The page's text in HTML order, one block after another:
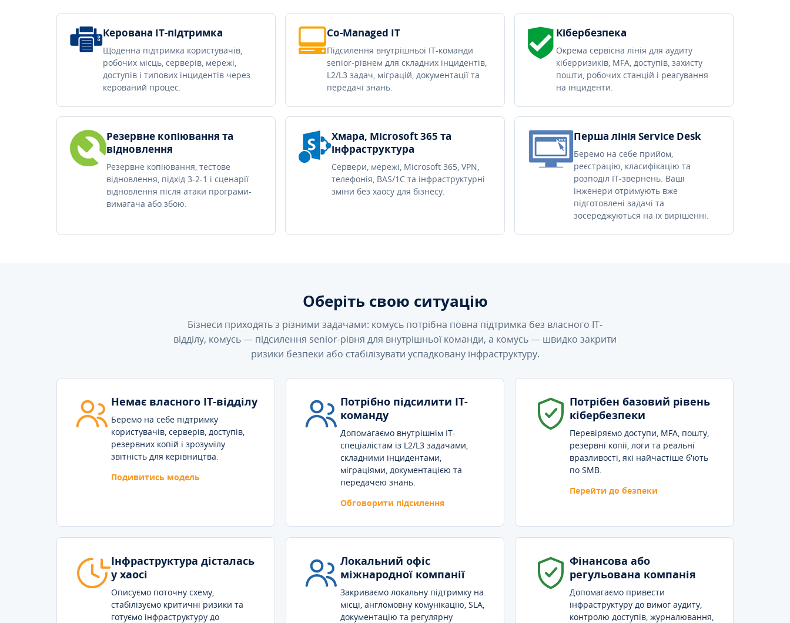
Керована IT-підтримка
Щоденна підтримка користувачів,
робочих місць, серверів, мережі,
доступів і типових інцидентів через
керований процес.
Co-Managed IT
Підсилення внутрішньої IT-команди
senior-рівнем для складних інцидентів,
L2/L3 задач, міграцій, документації та
передачі знань.
Кібербезпека
Окрема сервісна лінія для аудиту
кіберризиків, MFA, доступів, захисту
пошти, робочих станцій і реагування
на інциденти.
Резервне копіювання та
відновлення
Резервне копіювання, тестове
відновлення, підхід 3-2-1 і сценарії
відновлення після атаки програми-
вимагача або збою.
Хмара, Microsoft 365 та
інфраструктура
Сервери, мережі, Microsoft 365, VPN,
телефонія, BAS/1C та інфраструктурні
зміни без хаосу для бізнесу.
Перша лінія Service Desk
Беремо на себе прийом,
реєстрацію, класифікацію та
розподіл IT-звернень. Ваші
інженери отримують вже
підготовлені задачі та
зосереджуються на їх вирішенні.
Оберіть свою ситуацію
Бізнеси приходять з різними задачами: комусь потрібна повна підтримка без власного IT-
відділу, комусь — підсилення senior-рівня для внутрішньої команди, а комусь — швидко закрити
ризики безпеки або стабілізувати успадковану інфраструктуру.
Немає власного IT-відділу
Беремо на себе підтримку
користувачів, серверів, доступів,
резервних копій і зрозумілу
звітність для керівництва.
Подивитись модель
Потрібно підсилити IT-
команду
Допомагаємо внутрішнім IT-
спеціалістам із L2/L3 задачами,
складними інцидентами,
міграціями, документацією та
передачею знань.
Обговорити підсилення
Потрібен базовий рівень
кібербезпеки
Перевіряємо доступи, MFA, пошту,
резервні копії, логи та реальні
вразливості, які найчастіше б'ють
по SMB.
Перейти до безпеки
Інфраструктура дісталась
у хаосі
Описуємо поточну схему,
стабілізуємо критичні ризики та
готуємо інфраструктуру до
Локальний офіс
міжнародної компанії
Закриваємо локальну підтримку на
місці, англомовну комунікацію, SLA,
документацію та регулярну
Фінансова або
регульована компанія
Допомагаємо привести
інфраструктуру до вимог аудиту,
контролю доступів, журналювання,